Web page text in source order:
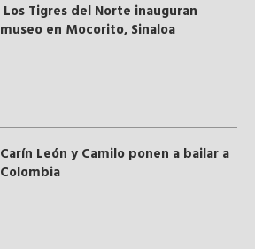
Los Tigres del Norte inauguran
museo en Mocorito, Sinaloa
Carín León y Camilo ponen a bailar a
Colombia